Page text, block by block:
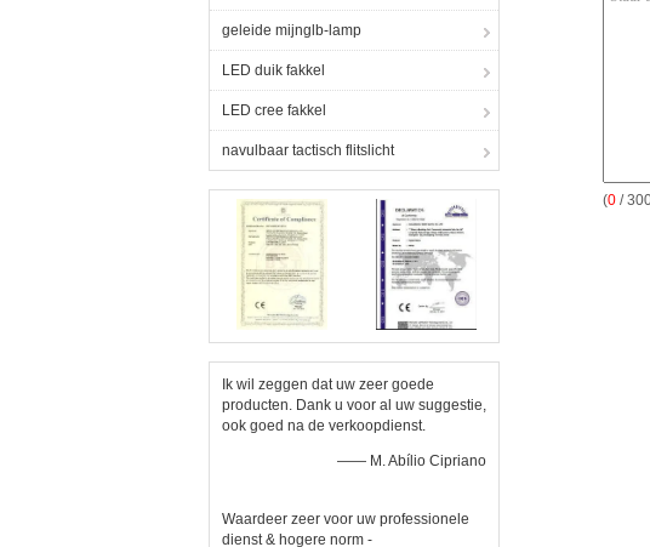
geleide mijnglb-lamp
LED duik fakkel
LED cree fakkel
navulbaar tactisch flitslicht
Ik wil zeggen dat uw zeer goede
producten. Dank u voor al uw suggestie,
ook goed na de verkoopdienst.
—— M. Abílio Cipriano
Waardeer zeer voor uw professionele
dienst & hogere norm -
(0 /